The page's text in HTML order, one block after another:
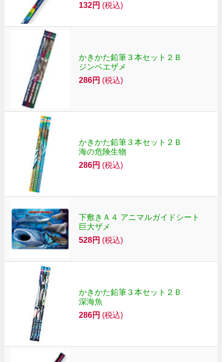
132円 (税込)
かきかた鉛筆３本セット２Ｂ
ジンベエザメ
286円 (税込)
かきかた鉛筆３本セット２Ｂ
海の危険生物
286円 (税込)
下敷きＡ４ アニマルガイドシート
巨大ザメ
528円 (税込)
かきかた鉛筆３本セット２Ｂ
深海魚
286円 (税込)